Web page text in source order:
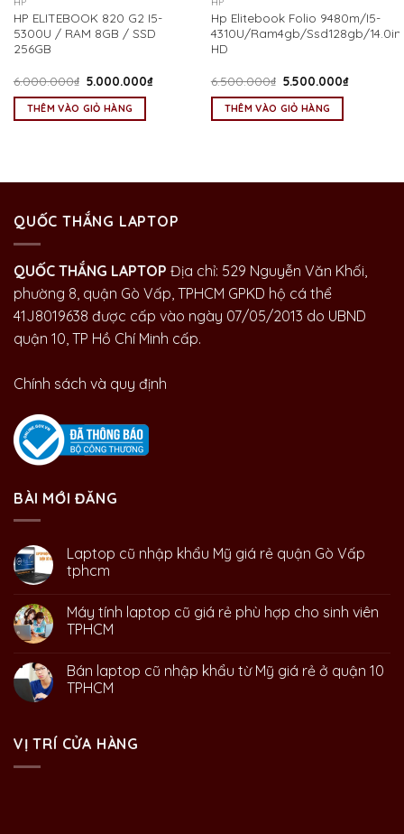
HP ELITEBOOK 820 G2 I5-
5300U / RAM 8GB / SSD
256GB
6.000.000₫ Giá
là:
6.000.000₫.
5.000.000₫Giá
THÊM VÀO GIỎ HÀNG
Hp Elitebook Folio 9480m/I5-
4310U/Ram4gb/Ssd128gb/14.0in
HD
6.500.000₫ Giá
là:
6.500.000₫.
5.500.000₫Giá
THÊM VÀO GIỎ HÀNG
QUỐC THẮNG LAPTOP
QUỐC THẮNG LAPTOP Địa chỉ: 529 Nguyễn Văn Khối,
phường 8, quận Gò Vấp, TPHCM GPKD hộ cá thể
41J8019638 được cấp vào ngày 07/05/2013 do UBND
quận 10, TP Hồ Chí Minh cấp.
Chính sách và quy định
BÀI MỚI ĐĂNG
Laptop cũ nhập khẩu Mỹ giá rẻ quận Gò Vấp
tphcm
Máy tính laptop cũ giá rẻ phù hợp cho sinh viên
TPHCM
Bán laptop cũ nhập khẩu từ Mỹ giá rẻ ở quận 10
TPHCM
VỊ TRÍ CỬA HÀNG